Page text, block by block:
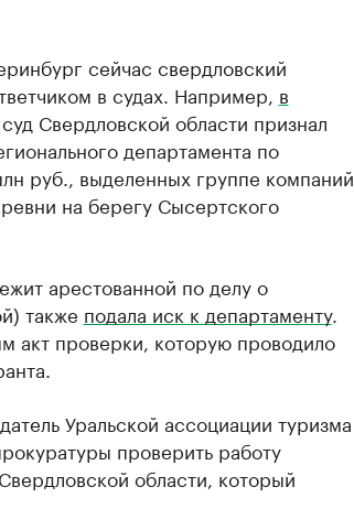
сейчас свердловский
в судах. Например, в
Свердловской области признал
департамента по
руб., выделенных группе компаний
на берегу Сысертского
арестованной по делу о
также подала иск к департаменту.
акт проверки, которую проводило
Уральской ассоциации туризма
проверить работу
области, который